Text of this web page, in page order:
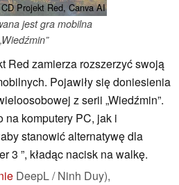
Projekt Red, Canva AI
jest gra mobilna
Red zamierza rozszerzyć swoją
Pojawiły się doniesienia
z serii „Wiedźmin”.
na komputery PC, jak i
stanowić alternatywę dla
3 ”, kładąc nacisk na walkę.
DeepL / Ninh Duy),